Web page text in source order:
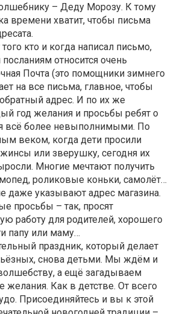
– Деду Морозу. К тому
времени хватит, чтобы письма
кто и когда написал письмо,
относится очень
Почта (это помощники зимнего
на все письма, главное, чтобы
адрес. И по их же
год желания и просьбы ребят о
всё более невыполнимыми. По
веком, когда дети просили
или зверушку, сегодня их
Многие мечтают получить
роликовые коньки, самолёт…
даже указывают адрес магазина.
просьбы – так, просят
работу для родителей, хорошего
папу или маму…
праздник, который делает
снова детьми. Мы ждём и
а ещё загадываем
Как в детстве. От всего
Присоединяйтесь и вы к этой